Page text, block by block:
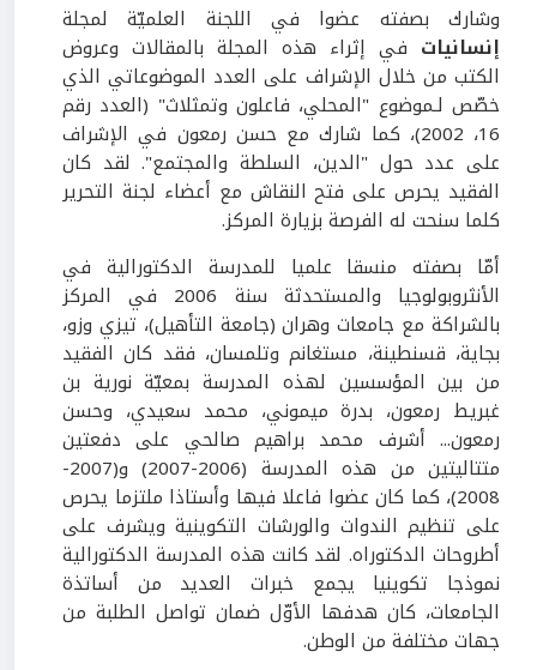
وشارك بصفته عضوا في اللجنة العلميّة لمجلة
إنسانيات في إثراء هذه المجلة بالمقالات وعروض
الكتب من خلال الإشراف على العدد الموضوعاتي الذي
خصّص لـموضوع "المحلي، فاعلون وتمثلاث" (العدد رقم
16، 2002)، كما شارك مع حسن رمعون في الإشراف
على عدد حول "الدين، السلطة والمجتمع". لقد كان
الفقيد يحرص على فتح النقاش مع أعضاء لجنة التحرير
كلما سنحت له الفرصة بزيارة المركز.
أمّا بصفته منسقا علميا للمدرسة الدكتورالية في
الأنثروبولوجيا والمستحدثة سنة 2006 في المركز
بالشراكة مع جامعات وهران (جامعة التأهيل)، تيزي وزو،
بجاية، قسنطينة، مستغانم وتلمسان، فقد كان الفقيد
من بين المؤسسين لهذه المدرسة بمعيّة نورية بن
غبريط رمعون، بدرة ميموني، محمد سعيدي، وحسن
رمعون... أشرف محمد براهيم صالحي على دفعتين
متتاليتين من هذه المدرسة (2006-2007) و(2007-
2008)، كما كان عضوا فاعلا فيها وأستاذا ملتزما يحرص
على تنظيم الندوات والورشات التكوينية ويشرف على
أطروحات الدكتوراه. لقد كانت هذه المدرسة الدكتورالية
نموذجا تكوينيا يجمع خبرات العديد من أساتذة
الجامعات، كان هدفها الأوّل ضمان تواصل الطلبة من
جهات مختلفة من الوطن.